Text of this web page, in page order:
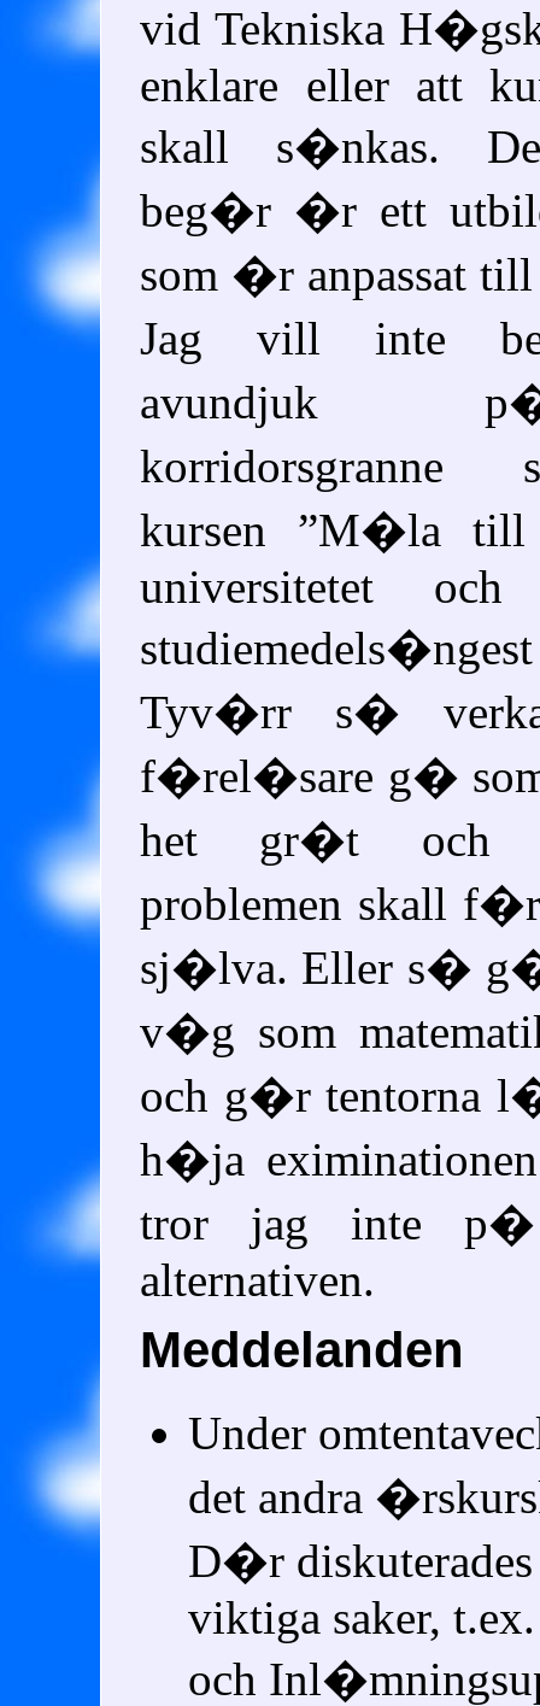
vid Tekniska
enklare eller att
skall s�nkas.
beg�r �r ett
som �r anpassat
Jag vill inte
avundjuk
kursen
M�la till
universitetet
Tyv�rr s�
f�rel�sare g�
het gr�t och
problemen skall
sj�lva. Eller s�
v�g som
och g�r tentorna
h�ja
tror jag inte
alternativen.
Meddelanden
Under
det andra
D�r
viktiga saker,
och